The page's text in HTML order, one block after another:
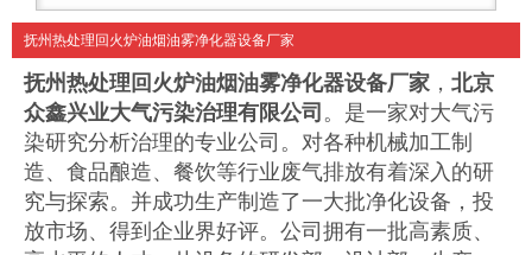
抚州热处理回火炉油烟油雾净化器设备厂家
抚州热处理回火炉油烟油雾净化器设备厂家 ， 北京
众鑫兴业大气污染治理有限公司 。是一家对大气污
染研究分析治理的专业公司。对各种机械加工制
造、食品酿造、餐饮等行业废气排放有着深入的研
究与探索。并成功生产制造了一大批净化设备，投
放市场、得到企业界好评。公司拥有一批高素质、